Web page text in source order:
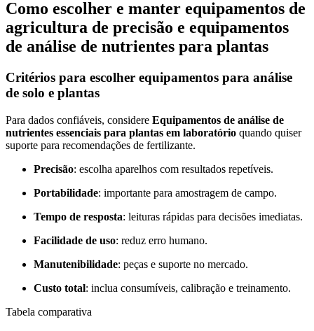
Como escolher e manter equipamentos de
agricultura de precisão e equipamentos
de análise de nutrientes para plantas
Critérios para escolher equipamentos para análise
de solo e plantas
Para dados confiáveis, considere Equipamentos de análise de
nutrientes essenciais para plantas em laboratório quando quiser
suporte para recomendações de fertilizante.
Precisão: escolha aparelhos com resultados repetíveis.
Portabilidade: importante para amostragem de campo.
Tempo de resposta: leituras rápidas para decisões imediatas.
Facilidade de uso: reduz erro humano.
Manutenibilidade: peças e suporte no mercado.
Custo total: inclua consumíveis, calibração e treinamento.
Tabela comparativa